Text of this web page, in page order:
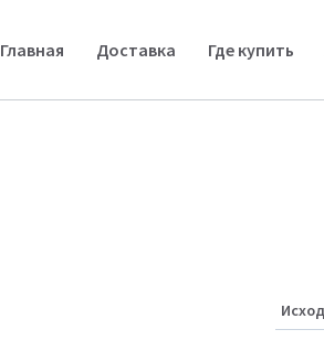
Главная Доставка Где купить